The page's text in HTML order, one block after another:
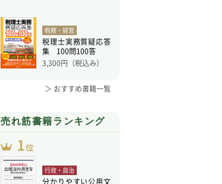
税務・経営
税理士実務質疑応答
集 100問100答
3,300円（税込み）
＞ おすすめ書籍一覧
売れ筋書籍ランキング
行政・自治
分かりやすい公用文